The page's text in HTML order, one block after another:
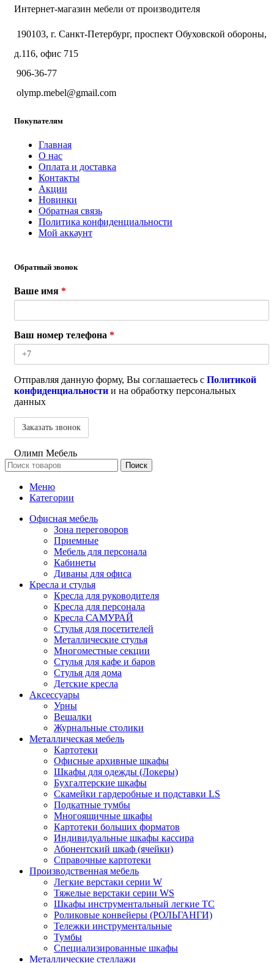
Интернет-магазин мебели от производителя
190103, г. Санкт-Петербург, проспект Обуховской обороны,
д.116, офис 715
906-36-77
olymp.mebel@gmail.com
Покупателям
Главная
О нас
Оплата и доставка
Контакты
Акции
Новинки
Обратная связь
Политика конфиденциальности
Мой аккаунт
Обратный звонок
Ваше имя *
Ваш номер телефона *
Отправляя данную форму, Вы соглашаетесь с Политикой
конфиденциальности и на обработку персональных
данных
Олимп Мебель
Поиск
Меню
Категории
Офисная мебель
Зона переговоров
Приемные
Мебель для персонала
Кабинеты
Диваны для офиса
Кресла и стулья
Кресла для руководителя
Кресла для персонала
Кресла САМУРАЙ
Стулья для посетителей
Металлические стулья
Многоместные секции
Стулья для кафе и баров
Стулья для дома
Детские кресла
Аксессуары
Урны
Вешалки
Журнальные столики
Металлическая мебель
Картотеки
Офисные архивные шкафы
Шкафы для одежды (Локеры)
Бухгалтерские шкафы
Скамейки гардеробные и подставки LS
Подкатные тумбы
Многоящичные шкафы
Картотеки больших форматов
Индивидуальные шкафы кассира
Абонентский шкаф (ячейки)
Справочные картотеки
Производственная мебель
Легкие верстаки серии W
Тяжелые верстаки серии WS
Шкафы инструментальный легкие ТС
Роликовые конвейеры (РОЛЬГАНГИ)
Тележки инструментальные
Тумбы
Специализированные шкафы
Металлические стеллажи